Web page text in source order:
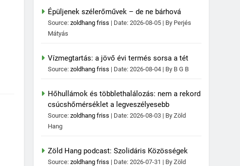
Épüljenek szélerőművek – de ne bárhová
Source:zoldhang friss Date: 2026-08-05
By Perjés
Mátyás
Vízmegtartás: a jövő évi termés sorsa a tét
Source:zoldhang friss Date: 2026-08-04 By B G B
Hőhullámok és többlethalálozás: nem a rekord
csúcshőmérséklet a legveszélyesebb
Source:zoldhang friss Date: 2026-08-03
By Zöld
Hang
Zöld Hang podcast: Szolidáris Közösségek
Source:zoldhang friss Date: 2026-07-31
By Zöld